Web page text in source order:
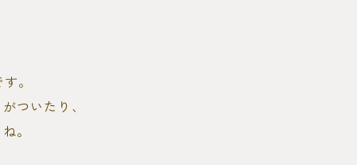
。
ついたり、
。